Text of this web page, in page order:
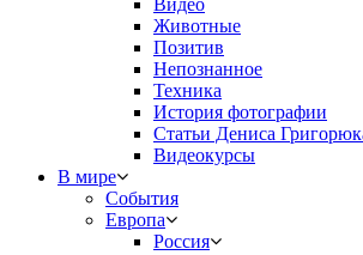
Животные
Позитив
Непознанное
Техника
История фотографии
Статьи Дениса
Видеокурсы
В мире
События
Европа
Россия